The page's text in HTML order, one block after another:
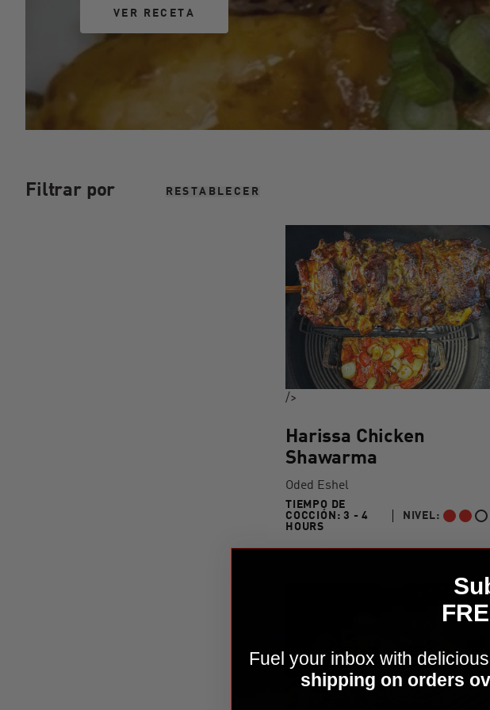
VER RECETA
VER RECETA
Filtrar por RESTABLECER
/>
Harissa Chicken
Shawarma
Oded Eshel
TIEMPO DE
COCCIÓN:3 - 4
HOURS
NIVEL:
INTERMEDIO
Fuel your inbox with
shipping on orders